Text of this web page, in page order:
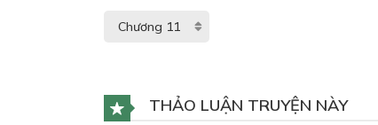
THẢO LUẬN TRUYỆN NÀY